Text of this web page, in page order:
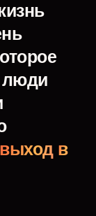
люди
выход в